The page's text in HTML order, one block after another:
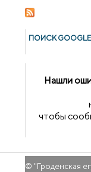
ПОИСК
Нашли
чтобы
© "Гроденская